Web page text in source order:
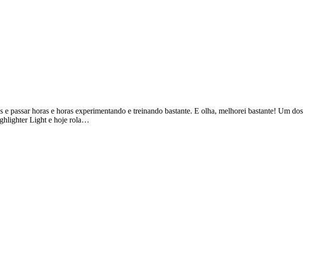
passar horas e horas experimentando e treinando bastante. E olha, melhorei bastante! Um dos
Light e hoje rola…